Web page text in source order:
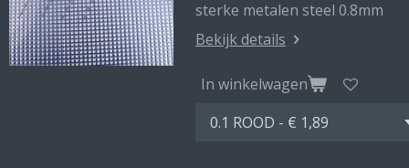
sterke metalen steel 0.8mm
Bekijk details
In winkelwagen